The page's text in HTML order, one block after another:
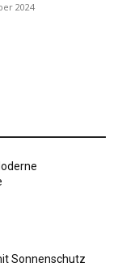
2024
Sonnenschutz